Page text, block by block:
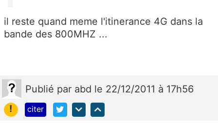
il reste quand meme l'itinerance 4G dans la
bande des 800MHZ ...
Publié par abd le 22/12/2011 à 17h56
!
citer